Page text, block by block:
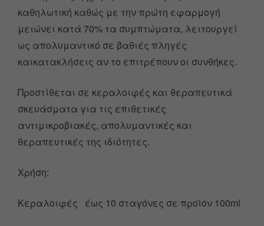
καθηλωτική καθώς με την πρώτη εφαρμογή
μειώνει κατά 70% τα συμπτώματα, λειτουργεί
ως απολυμαντικό σε βαθιές πληγές
καικατακλήσεις αν το επιτρέπουν οι συνθήκες.
Προστίθεται σε κεραλοιφές και θεραπευτικά
σκευάσματα για τις επιθετικές
αντιμικροβιακές, απολυμαντικές και
θεραπευτικές της ιδιότητες.
Χρήση:
Κεραλοιφές έως 10 σταγόνες σε προϊόν 100ml